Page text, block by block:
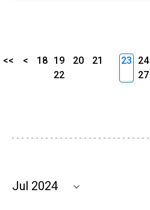
<< < 18 19 20
21
22
23 24
27